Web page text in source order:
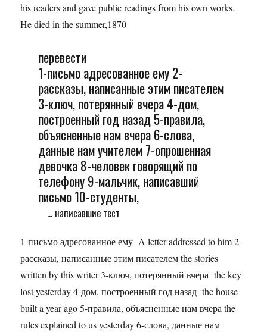
his readers and gave public readings from his own works.
He died in the summer,1870
перевести
1-письмо адресованное ему 2-
рассказы, написанные этим писателем
3-ключ, потерянный вчера 4-дом,
построенный год назад 5-правила,
объясненные нам вчера 6-слова,
данные нам учителем 7-опрошенная
девочка 8-человек говорящий по
телефону 9-мальчик, написавший
письмо 10-студенты,
... написавшие тест
1-письмо адресованное ему A letter addressed to him 2-
рассказы, написанные этим писателем the stories
written by this writer 3-ключ, потерянный вчера the key
lost yesterday 4-дом, построенный год назад the house
built a year ago 5-правила, объясненные нам вчера the
rules explained to us yesterday 6-слова, данные нам